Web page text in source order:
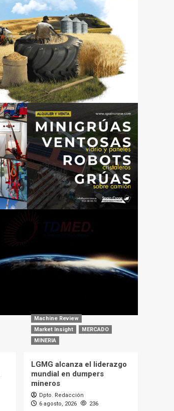
Machine Review
Market Insight
MERCADO
MINERIA
LGMG alcanza el liderazgo
mundial en dumpers
mineros
Dpto. Redacción
6 agosto, 2026
236